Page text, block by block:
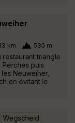
km 530 m
restaurant triangle
puis
Neuweiher,
en évitant le
Wegscheid